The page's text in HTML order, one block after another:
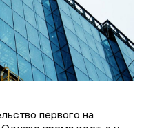
первого на